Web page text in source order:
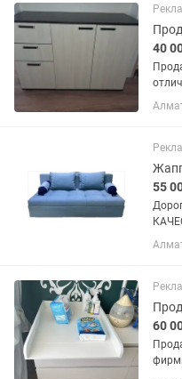
40
55
ТОЛЬКО У
60